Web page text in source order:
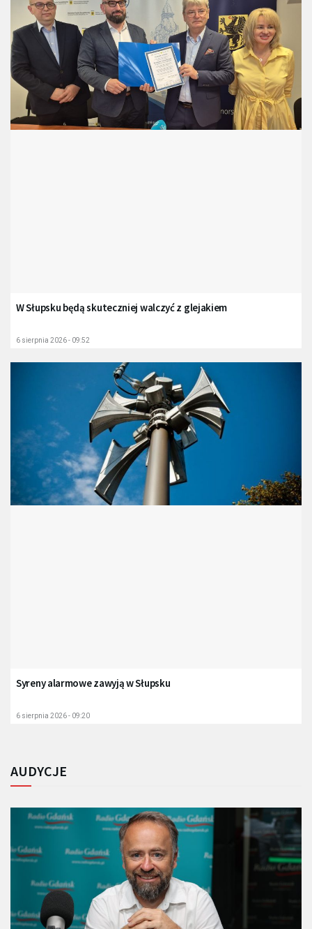
W Słupsku będą skuteczniej walczyć z glejakiem
6 sierpnia 2026 - 09:52
Syreny alarmowe zawyją w Słupsku
6 sierpnia 2026 - 09:20
AUDYCJE